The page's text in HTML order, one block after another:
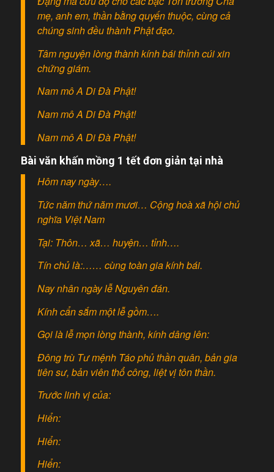
mẹ, anh em, thần bằng quyến thuộc, cùng cả
chúng sinh đều thành Phật đạo.
Tâm nguyện lòng thành kính bái thỉnh cúi xin
chứng giám.
Nam mô A Di Đà Phật!
Nam mô A Di Đà Phật!
Nam mô A Di Đà Phật!
Bài văn khấn mồng 1 tết đơn giản tại nhà
Hôm nay ngày….
Tức năm thứ năm mươi… Cộng hoà xã hội chủ
nghĩa Việt Nam
Tại: Thôn… xã… huyện… tỉnh….
Tín chủ là:…… cùng toàn gia kính bái.
Nay nhân ngày lễ Nguyên đán.
Kính cẩn sắm một lễ gồm….
Gọi là lễ mọn lòng thành, kính dâng lên:
Đông trù Tư mệnh Táo phủ thần quân, bản gia
tiên sư, bản viên thổ công, liệt vị tôn thần.
Trước linh vị của:
Hiển:
Hiển:
Hiển: